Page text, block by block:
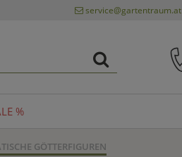
service@gartentraum.at
%
GÖTTERFIGUREN